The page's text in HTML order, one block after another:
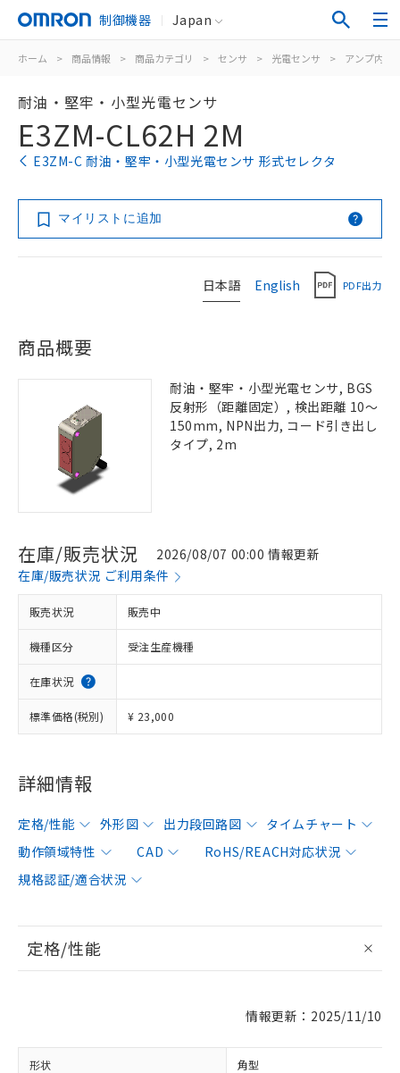
制御機器 Japan
ホーム > 商品情報 > 商品カテゴリ > センサ > 光電センサ > アンプ内蔵
耐油・堅牢・小型光電センサ
E3ZM-CL62H 2M
E3ZM-C 耐油・堅牢・小型光電センサ 形式セレクタ
マイリストに追加
日本語 English PDF出力
商品概要
耐油・堅牢・小型光電センサ, BGS
反射形（距離固定）, 検出距離 10～
150mm, NPN出力, コード引き出し
タイプ, 2m
在庫/販売状況
2026/08/07 00:00 情報更新
在庫/販売状況 ご利用条件
販売状況 販売中
機種区分 受注生産機種
在庫状況
標準価格(税別) ¥ 23,000
詳細情報
定格/性能 外形図 出力段回路図
タイムチャート
動作領域特性
CAD
RoHS/REACH対応状況
規格認証/適合状況
定格/性能
情報更新：2025/11/10
形状 角型